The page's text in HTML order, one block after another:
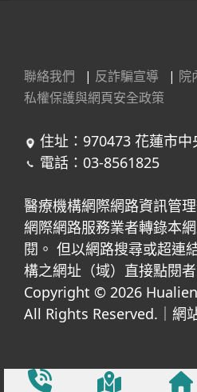
聯絡我們 | 反詐騙宣導 | 院
私權保護與網頁安全政策
住址：970473 花蓮市
電話：03-8561825
醫療機構網際網路資訊管
網際網路服務業者轉錄本
閱。 但以網路搜尋或超連
構之網址（域）直接點閱
Copyright © 2026
All Rights Reserved.｜網